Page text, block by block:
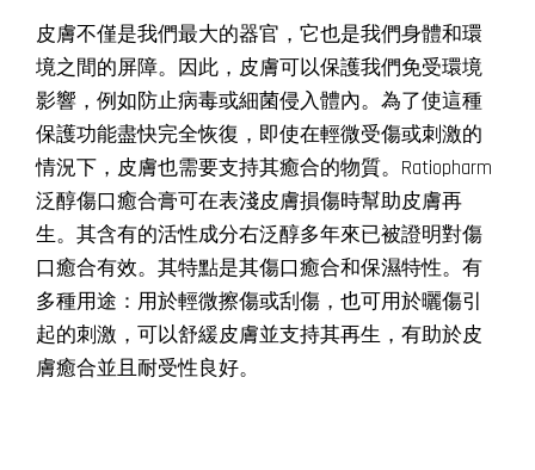
皮膚不僅是我們最大的器官，它也是我們身體和環
境之間的屏障。因此，皮膚可以保護我們免受環境
影響，例如防止病毒或細菌侵入體內。為了使這種
保護功能盡快完全恢復，即使在輕微受傷或刺激的
情況下，皮膚也需要支持其癒合的物質。Ratiopharm
泛醇傷口癒合膏可在表淺皮膚損傷時幫助皮膚再
生。其含有的活性成分右泛醇多年來已被證明對傷
口癒合有效。其特點是其傷口癒合和保濕特性。有
多種用途：用於輕微擦傷或刮傷，也可用於曬傷引
起的刺激，可以舒緩皮膚並支持其再生，有助於皮
膚癒合並且耐受性良好。